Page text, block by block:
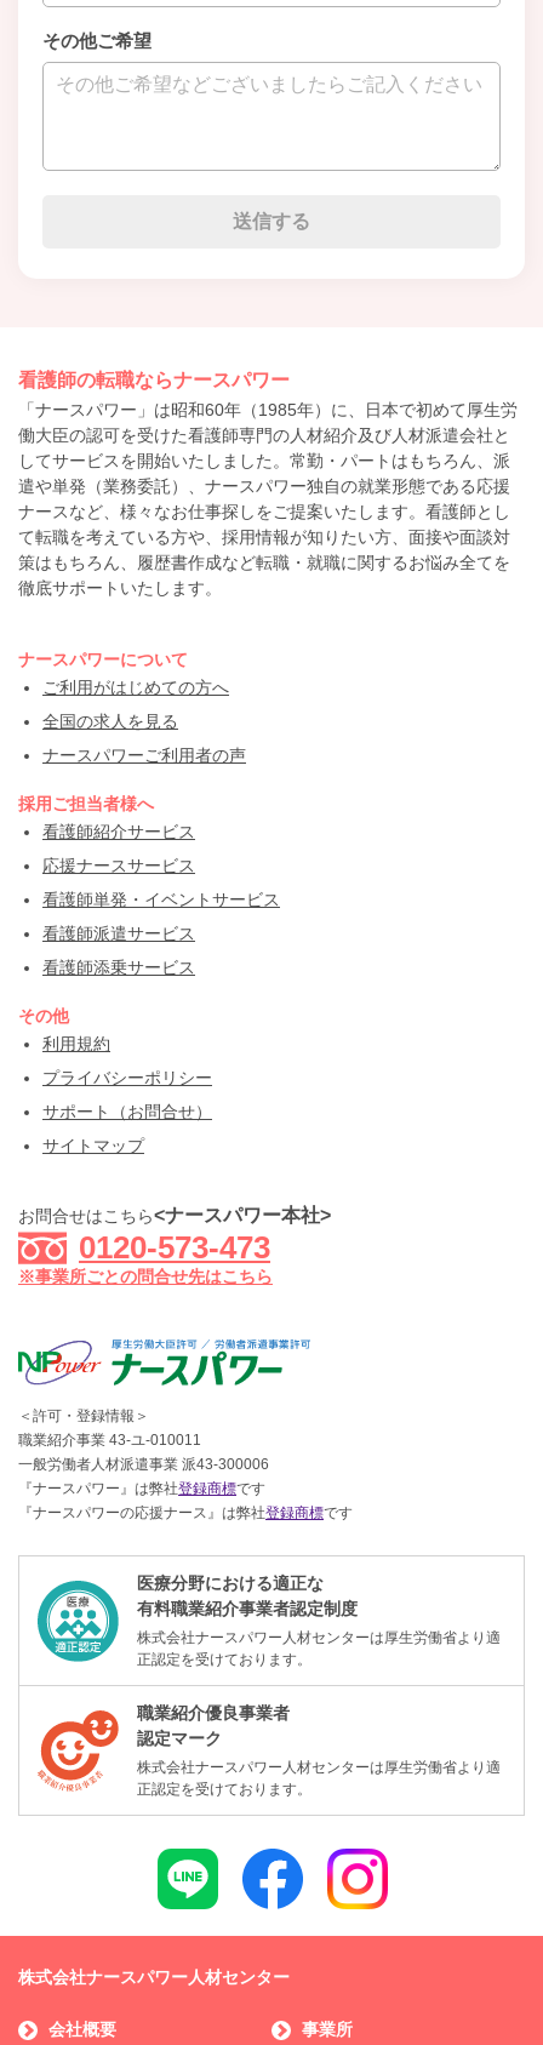
その他ご希望
看護師の転職ならナースパワー
「ナースパワー」は昭和60年（1985年）に、日本で初めて厚生労
働大臣の認可を受けた看護師専門の人材紹介及び人材派遣会社と
してサービスを開始いたしました。常勤・パートはもちろん、派
遣や単発（業務委託）、ナースパワー独自の就業形態である応援
ナースなど、様々なお仕事探しをご提案いたします。看護師とし
て転職を考えている方や、採用情報が知りたい方、面接や面談対
策はもちろん、履歴書作成など転職・就職に関するお悩み全てを
徹底サポートいたします。
ナースパワーについて
ご利用がはじめての方へ
全国の求人を見る
ナースパワーご利用者の声
採用ご担当者様へ
看護師紹介サービス
応援ナースサービス
看護師単発・イベントサービス
看護師派遣サービス
看護師添乗サービス
その他
利用規約
プライバシーポリシー
サポート（お問合せ）
サイトマップ
お問合せはこちら<ナースパワー本社>
0120-573-473
※事業所ごとの問合せ先はこちら
＜許可・登録情報＞
職業紹介事業 43-ユ-010011
一般労働者人材派遣事業 派43-300006
『ナースパワー』は弊社登録商標です
『ナースパワーの応援ナース』は弊社登録商標です
医療分野における適正な
有料職業紹介事業者認定制度
株式会社ナースパワー人材センターは厚生労働省より適
正認定を受けております。
職業紹介優良事業者
認定マーク
株式会社ナースパワー人材センターは厚生労働省より適
正認定を受けております。
株式会社ナースパワー人材センター
会社概要 事業所